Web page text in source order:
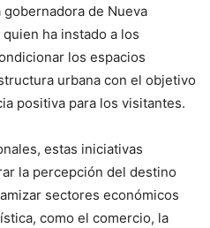
de Nueva
ha instado a los
los espacios
urbana con el objetivo
positiva para los visitantes.
estas iniciativas
la percepción del destino
sectores económicos
como el comercio, la